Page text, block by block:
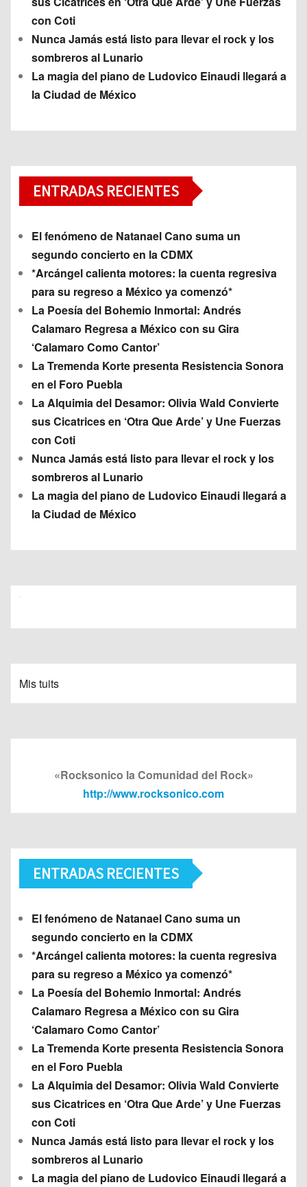
con Coti
Nunca Jamás está listo para llevar el rock y los
sombreros al Lunario
La magia del piano de Ludovico Einaudi llegará a
la Ciudad de México
ENTRADAS RECIENTES
El fenómeno de Natanael Cano suma un
segundo concierto en la CDMX
*Arcángel calienta motores: la cuenta regresiva
para su regreso a México ya comenzó*
La Poesía del Bohemio Inmortal: Andrés
Calamaro Regresa a México con su Gira
‘Calamaro Como Cantor’
La Tremenda Korte presenta Resistencia Sonora
en el Foro Puebla
La Alquimia del Desamor: Olivia Wald Convierte
sus Cicatrices en ‘Otra Que Arde’ y Une Fuerzas
con Coti
Nunca Jamás está listo para llevar el rock y los
sombreros al Lunario
La magia del piano de Ludovico Einaudi llegará a
la Ciudad de México
Mis tuits
«Rocksonico la Comunidad del Rock»
http://www.rocksonico.com
ENTRADAS RECIENTES
El fenómeno de Natanael Cano suma un
segundo concierto en la CDMX
*Arcángel calienta motores: la cuenta regresiva
para su regreso a México ya comenzó*
La Poesía del Bohemio Inmortal: Andrés
Calamaro Regresa a México con su Gira
‘Calamaro Como Cantor’
La Tremenda Korte presenta Resistencia Sonora
en el Foro Puebla
La Alquimia del Desamor: Olivia Wald Convierte
sus Cicatrices en ‘Otra Que Arde’ y Une Fuerzas
con Coti
Nunca Jamás está listo para llevar el rock y los
sombreros al Lunario
La magia del piano de Ludovico Einaudi llegará a